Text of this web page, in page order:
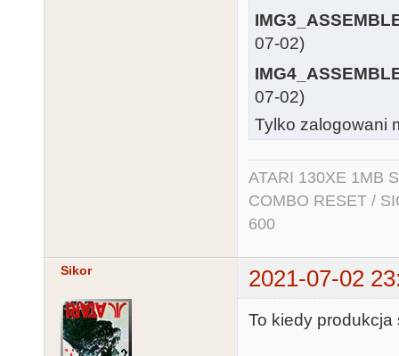
07-02)
07-02)
Tylko zalogowani
ATARI 130XE 1MB
COMBO RESET /
600
Sikor 2021-07-02
To kiedy